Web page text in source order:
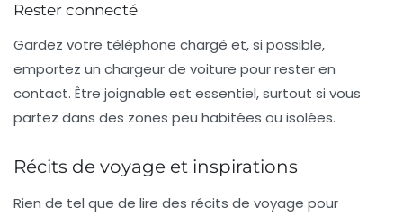
Rester connecté
Gardez votre téléphone chargé et, si possible,
emportez un chargeur de voiture pour rester en
contact. Être joignable est essentiel, surtout si vous
partez dans des zones peu habitées ou isolées.
Récits de voyage et inspirations
Rien de tel que de lire des récits de voyage pour